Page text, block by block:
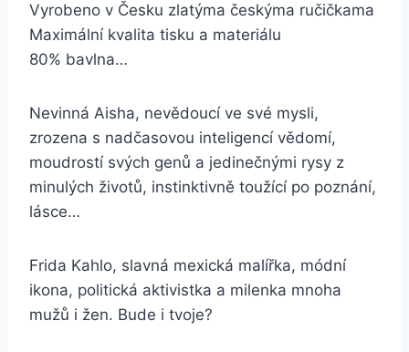
Vyrobeno v Česku zlatýma českýma ručičkama
Maximální kvalita tisku a materiálu
80% bavlna…
Nevinná Aisha, nevědoucí ve své mysli,
zrozena s nadčasovou inteligencí vědomí,
moudrostí svých genů a jedinečnými rysy z
minulých životů, instinktivně toužící po poznání,
lásce…
Frida Kahlo, slavná mexická malířka, módní
ikona, politická aktivistka a milenka mnoha
mužů i žen. Bude i tvoje?